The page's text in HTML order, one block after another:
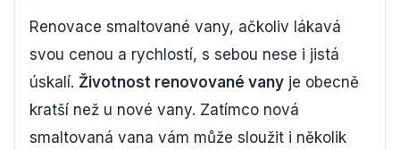
Renovace smaltované vany, ačkoliv lákavá
svou cenou a rychlostí, s sebou nese i jistá
úskalí. Životnost renovované vany je obecně
kratší než u nové vany. Zatímco nová
smaltovaná vana vám může sloužit i několik